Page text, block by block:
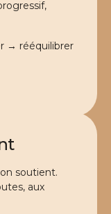
→ rééquilibrer
soutient.
aux